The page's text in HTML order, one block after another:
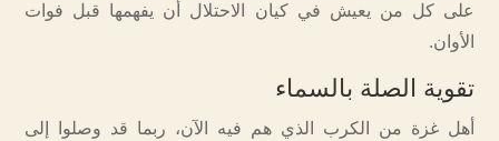
على كل من يعيش في كيان الاحتلال أن يفهمها قبل فوات
الأوان.
تقوية الصلة بالسماء
أهل غزة من الكرب الذي هم فيه الآن، ربما قد وصلوا إلى